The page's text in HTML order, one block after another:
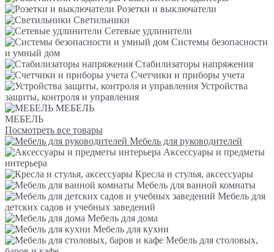
Розетки и выключатели
Светильники
Сетевые удлинители
Системы безопасности
и умный дом
Стабилизаторы напряжения
Счетчики и приборы учета
Устройства
защиты, контроля и управления
МЕБЕЛЬ
МЕБЕЛЬ
Посмотреть все товары
Мебель для руководителей
Аксессуары и предметы
интерьера
Кресла и стулья, аксессуары
Мебель для ванной комнаты
Мебель для
детских садов и учебных заведений
Мебель для дома
Мебель для кухни
Мебель для столовых,